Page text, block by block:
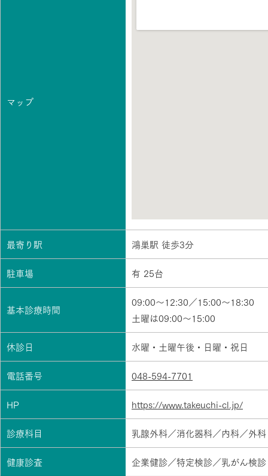
マップ
最寄り駅
鴻巣駅 徒歩3分
駐車場
有 25台
基本診療時間
09:00～12:30／15:00～18:30
土曜は09:00～15:00
休診日
水曜・土曜午後・日曜・祝日
電話番号
048-594-7701
HP
https://www.takeuchi-cl.jp/
診療科目
乳腺外科／消化器科／内科／外科
健康診査
企業健診／特定検診／乳がん検診